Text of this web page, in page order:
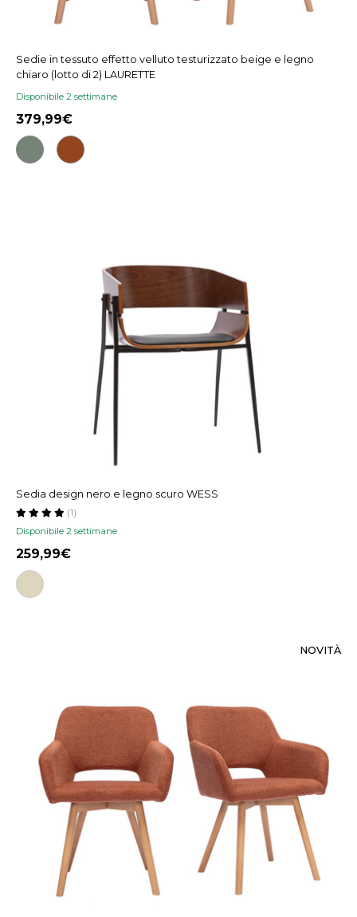
Sedie in tessuto effetto velluto testurizzato beige e legno
chiaro (lotto di 2) LAURETTE
Disponibile 2 settimane
379,99
Sedia design nero e legno scuro WESS
Disponibile 2 settimane
(1)
259,99
NOVITÀ